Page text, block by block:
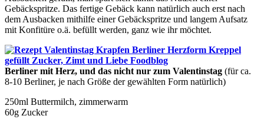
Gebäckspritze. Das fertige Gebäck kann natürlich auch erst nach
dem Ausbacken mithilfe einer Gebäckspritze und langem Aufsatz
mit Konfitüre o.ä. befüllt werden, ganz wie ihr möchtet.
Berliner mit Herz, und das nicht nur zum Valentinstag (für ca.
8-10 Berliner, je nach Größe der gewählten Form natürlich)
250ml Buttermilch, zimmerwarm
60g Zucker